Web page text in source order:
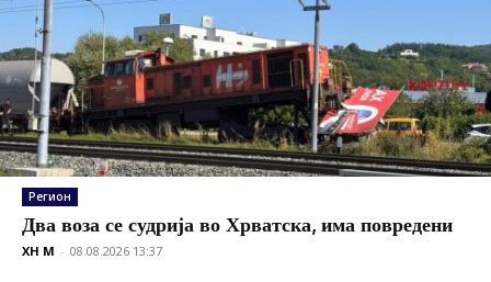
Регион
Два воза се судрија во Хрватска, има повредени
XH M - 08.08.2026 13:37